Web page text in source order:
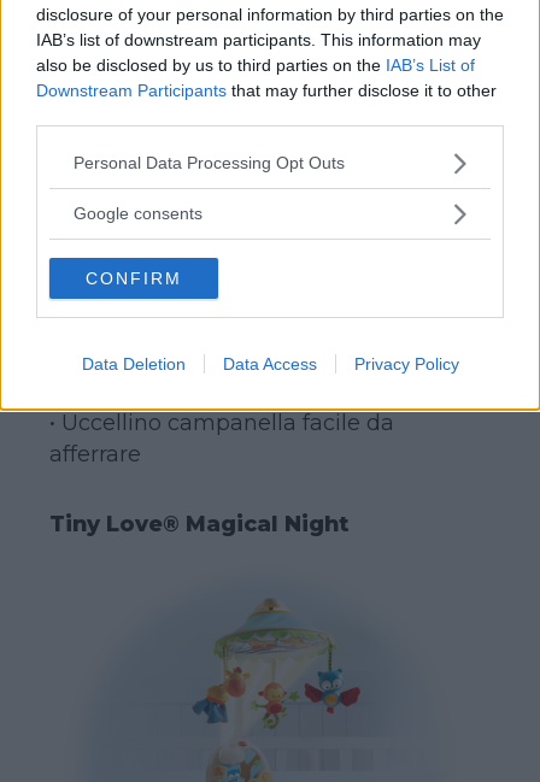
disclosure of your personal information by third parties on the
IAB’s list of downstream participants. This information may
also be disclosed by us to third parties on the IAB’s List of
Downstream Participants that may further disclose it to other
Please note that this website/app uses one or more Google
not limited to your visit or usage behaviour. You may click to
use your data for below specified purposes in below Google
consent section.
Personal Data Processing Opt Outs
Google consents
CONFIRM
Data Deletion Data Access Privacy Policy
in posizione piana e tappetino musicale
da scalciare in posizione verticale
• Tappeto gioco extra large con
possibilità di rialzare e chiudere i bordi
• 11 diverse attività
• Specchio autoportante
• Sonaglio colorato
• Coccodrillo e tigre sonaglio
• Nastri in raso colorati
• Gioco del cucù
• Uccellino campanella facile da
afferrare
Tiny Love® Magical Night